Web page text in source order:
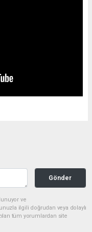
Gönder
ve
ilgili doğrudan veya dolaylı
tüm yorumlardan site